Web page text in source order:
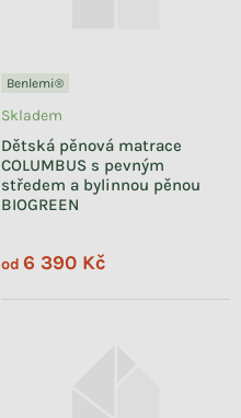
Benlemi®
Dětská pěnová matrace
COLUMBUS s pevným
středem a bylinnou pěnou
BIOGREEN
Skladem
od 6 390 Kč